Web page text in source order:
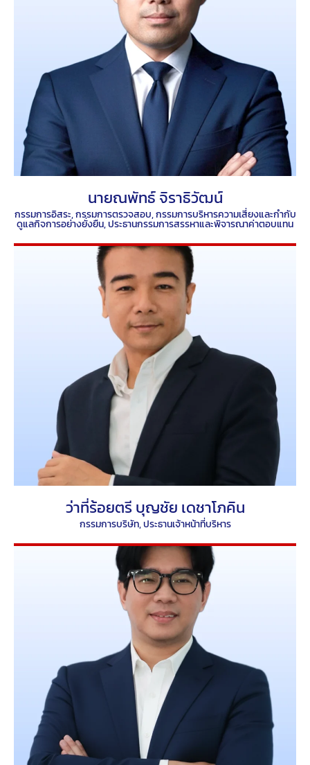
นายณพัทธ์ จิราธิวัฒน์
กรรมการอิสระ, กรรมการตรวจสอบ, กรรมการบริหารความเสี่ยงและกำกับ
ดูแลกิจการอย่างยั่งยืน, ประธานกรรมการสรรหาและพิจารณาค่าตอบแทน
ว่าที่ร้อยตรี บุญชัย เดชาโภคิน
กรรมการบริษัท, ประธานเจ้าหน้าที่บริหาร